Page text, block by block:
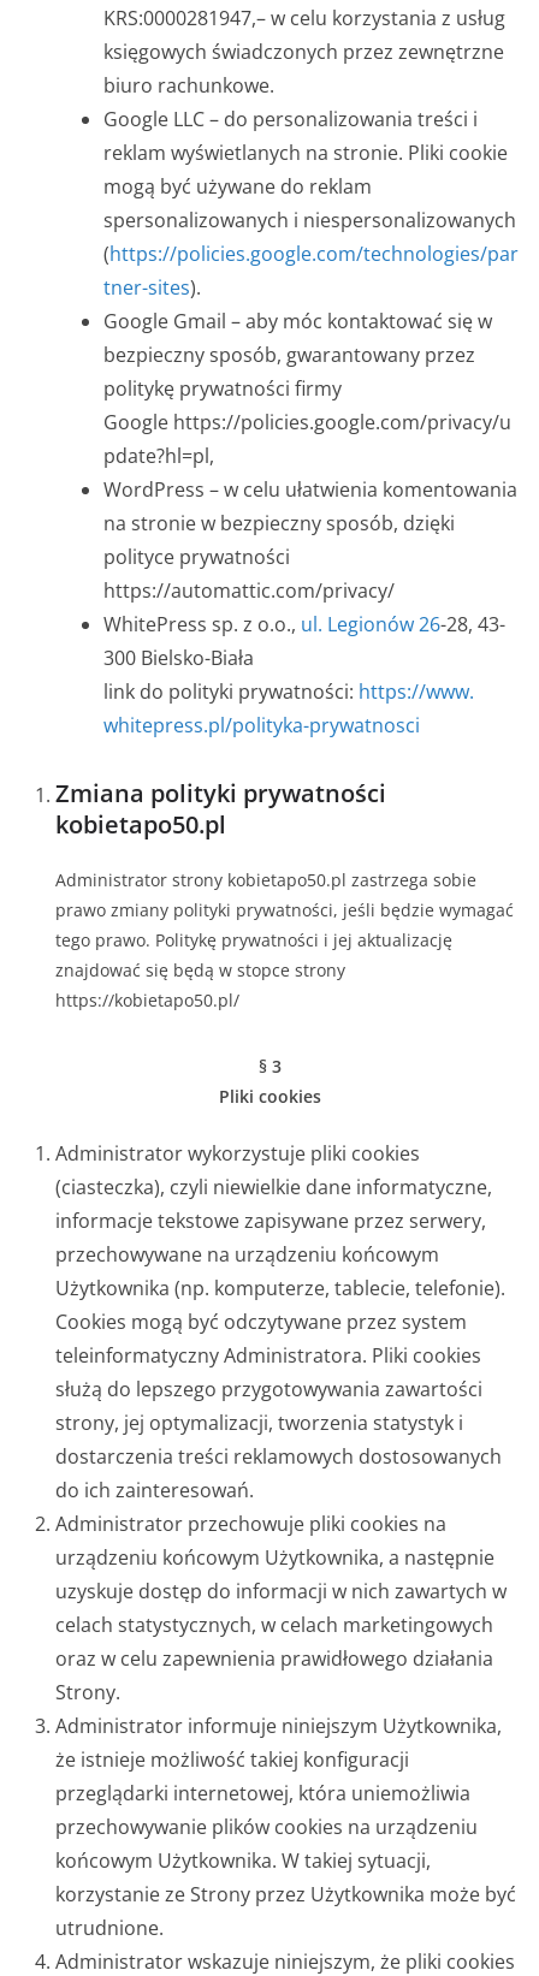
KRS:0000281947,– w celu korzystania z usług
księgowych świadczonych przez zewnętrzne
biuro rachunkowe.
Google LLC – do personalizowania treści i
reklam wyświetlanych na stronie. Pliki cookie
mogą być używane do reklam
spersonalizowanych i niespersonalizowanych
(https://policies.google.com/technologies/par
tner-sites).
Google Gmail – aby móc kontaktować się w
bezpieczny sposób, gwarantowany przez
politykę prywatności firmy
Google https://policies.google.com/privacy/u
pdate?hl=pl,
WordPress – w celu ułatwienia komentowania
na stronie w bezpieczny sposób, dzięki
polityce prywatności
https://automattic.com/privacy/
WhitePress sp. z o.o., ul. Legionów 26-28, 43-
300 Bielsko-Biała
link do polityki prywatności: https://www.
whitepress.pl/polityka-prywatnosci
Zmiana polityki prywatności
kobietapo50.pl
Administrator strony kobietapo50.pl zastrzega sobie
prawo zmiany polityki prywatności, jeśli będzie wymagać
tego prawo. Politykę prywatności i jej aktualizację
znajdować się będą w stopce strony
https://kobietapo50.pl/
§ 3
Pliki cookies
Administrator wykorzystuje pliki cookies
(ciasteczka), czyli niewielkie dane informatyczne,
informacje tekstowe zapisywane przez serwery,
przechowywane na urządzeniu końcowym
Użytkownika (np. komputerze, tablecie, telefonie).
Cookies mogą być odczytywane przez system
teleinformatyczny Administratora. Pliki cookies
służą do lepszego przygotowywania zawartości
strony, jej optymalizacji, tworzenia statystyk i
dostarczenia treści reklamowych dostosowanych
do ich zainteresowań.
Administrator przechowuje pliki cookies na
urządzeniu końcowym Użytkownika, a następnie
uzyskuje dostęp do informacji w nich zawartych w
celach statystycznych, w celach marketingowych
oraz w celu zapewnienia prawidłowego działania
Strony.
Administrator informuje niniejszym Użytkownika,
że istnieje możliwość takiej konfiguracji
przeglądarki internetowej, która uniemożliwia
przechowywanie plików cookies na urządzeniu
końcowym Użytkownika. W takiej sytuacji,
korzystanie ze Strony przez Użytkownika może być
utrudnione.
Administrator wskazuje niniejszym, że pliki cookies